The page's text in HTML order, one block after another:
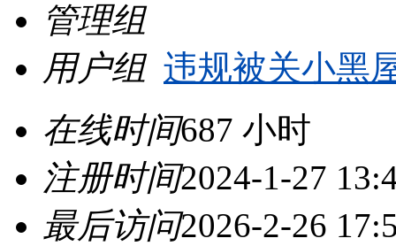
管理组
用户组 违规被关小黑
在线时间687 小时
注册时间2024-1-27
最后访问2026-2-26